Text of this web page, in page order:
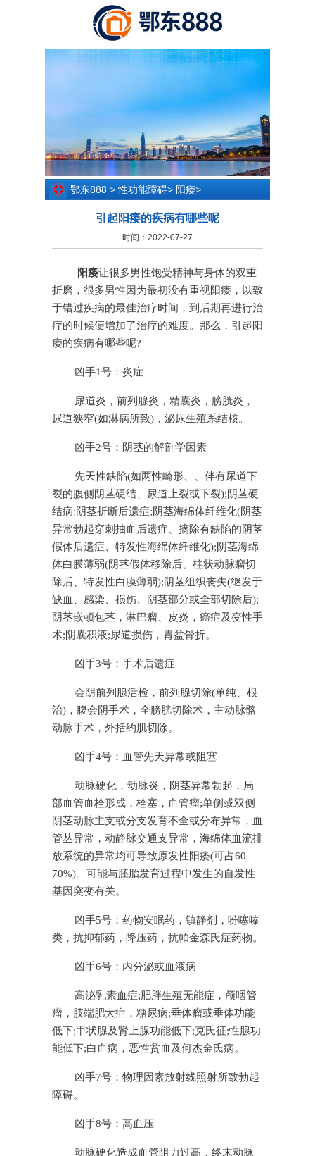
鄂东888 >性功能障碍> 阳痿>
引起阳痿的疾病有哪些呢
时间：2022-07-27
阳痿让很多男性饱受精神与身体的双重
折磨，很多男性因为最初没有重视阳痿，以致
于错过疾病的最佳治疗时间，到后期再进行治
疗的时候便增加了治疗的难度。那么，引起阳
痿的疾病有哪些呢?
凶手1号：炎症
尿道炎，前列腺炎，精囊炎，膀胱炎，
尿道狭窄(如淋病所致)，泌尿生殖系结核。
凶手2号：阴茎的解剖学因素
先天性缺陷(如两性畸形、、伴有尿道下
裂的腹侧阴茎硬结、尿道上裂或下裂);阴茎硬
结病;阴茎折断后遗症;阴茎海绵体纤维化(阴茎
异常勃起穿刺抽血后遗症、摘除有缺陷的阴茎
假体后遗症、特发性海绵体纤维化);阴茎海绵
体白膜薄弱(阴茎假体移除后、柱状动脉瘤切
除后、特发性白膜薄弱);阴茎组织丧失(继发于
缺血、感染、损伤、阴茎部分或全部切除后);
阴茎嵌顿包茎，淋巴瘤、皮炎，癌症及变性手
术;阴囊积液;尿道损伤，胃盆骨折。
凶手3号：手术后遗症
会阴前列腺活检，前列腺切除(单纯、根
治)，腹会阴手术，全膀胱切除术，主动脉髂
动脉手术，外括约肌切除。
凶手4号：血管先天异常或阻塞
动脉硬化，动脉炎，阴茎异常勃起，局
部血管血栓形成，栓塞，血管瘤;单侧或双侧
阴茎动脉主支或分支发育不全或分布异常，血
管丛异常，动静脉交通支异常，海绵体血流排
放系统的异常均可导致原发性阳痿(可占60-
70%)。可能与胚胎发育过程中发生的自发性
基因突变有关。
凶手5号：药物安眠药，镇静剂，吩噻嗪
类，抗抑郁药，降压药，抗帕金森氏症药物。
凶手6号：内分泌或血液病
高泌乳素血症;肥胖生殖无能症，颅咽管
瘤，肢端肥大症，糖尿病;垂体瘤或垂体功能
低下;甲状腺及肾上腺功能低下;克氏征;性腺功
能低下;白血病，恶性贫血及何杰金氏病。
凶手7号：物理因素放射线照射所致勃起
障碍。
凶手8号：高血压
动脉硬化造成血管阻力过高，终末动脉